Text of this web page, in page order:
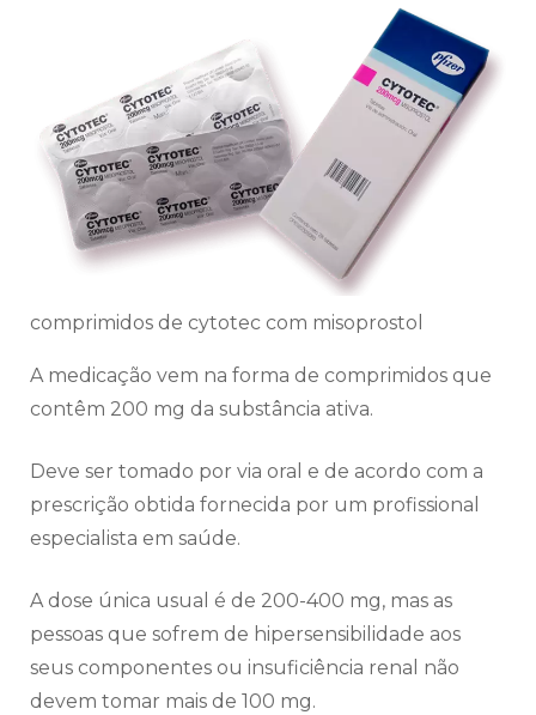
comprimidos de cytotec com misoprostol
A medicação vem na forma de comprimidos que
contêm 200 mg da substância ativa.
Deve ser tomado por via oral e de acordo com a
prescrição obtida fornecida por um profissional
especialista em saúde.
A dose única usual é de 200-400 mg, mas as
pessoas que sofrem de hipersensibilidade aos
seus componentes ou insuficiência renal não
devem tomar mais de 100 mg.